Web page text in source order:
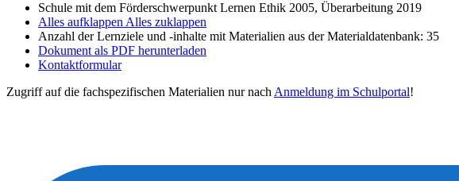
Schule mit dem Förderschwerpunkt Lernen Ethik 2005, Überarbeitung 2019
Alles aufklappen Alles zuklappen
Anzahl der Lernziele und -inhalte mit Materialien aus der Materialdatenbank: 35
Dokument als PDF herunterladen
Kontaktformular
Zugriff auf die fachspezifischen Materialien nur nach Anmeldung im Schulportal!